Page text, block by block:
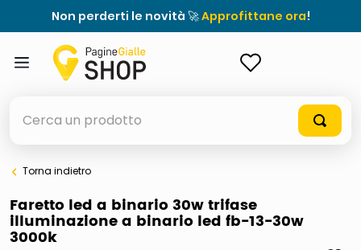
Non perderti le novità 🚀Approfittane ora!
elenchi telefonici
meme
Torna indietro
Faretto led a binario 30w trifase
illuminazione a binario led fb-13-30w
3000k